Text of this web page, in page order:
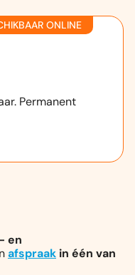
ONLINE
Permanent
en
afspraak in één van